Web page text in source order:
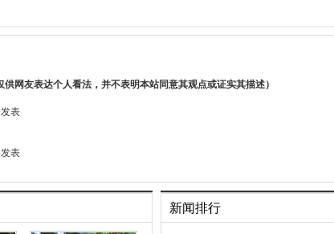
网友表达个人看法，并不表明本站同意其观点或证实其描述）
表
表
新闻排行